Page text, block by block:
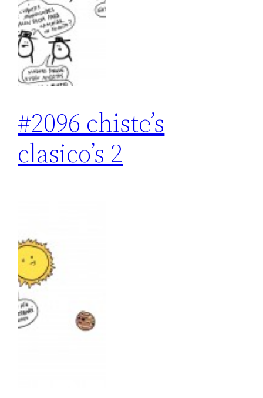
#2096 chiste’s
clasico’s 2